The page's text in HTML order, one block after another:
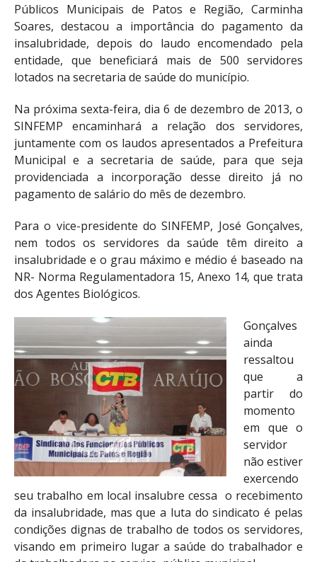
Públicos Municipais de Patos e Região, Carminha
Soares, destacou a importância do pagamento da
insalubridade, depois do laudo encomendado pela
entidade, que beneficiará mais de 500 servidores
lotados na secretaria de saúde do município.
Na próxima sexta-feira, dia 6 de dezembro de 2013, o
SINFEMP encaminhará a relação dos servidores,
juntamente com os laudos apresentados a Prefeitura
Municipal e a secretaria de saúde, para que seja
providenciada a incorporação desse direito já no
pagamento de salário do mês de dezembro.
Para o vice-presidente do SINFEMP, José Gonçalves,
nem todos os servidores da saúde têm direito a
insalubridade e o grau máximo e médio é baseado na
NR- Norma Regulamentadora 15, Anexo 14, que trata
dos Agentes Biológicos.
Gonçalves
ainda
ressaltou
que a
partir do
momento
em que o
servidor
não estiver
exercendo
seu trabalho em local insalubre cessa o recebimento
da insalubridade, mas que a luta do sindicato é pelas
condições dignas de trabalho de todos os servidores,
visando em primeiro lugar a saúde do trabalhador e